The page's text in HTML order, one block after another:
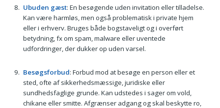
Ubuden gæst: En besøgende uden invitation eller tilladelse.
Kan være harmløs, men også problematisk i private hjem
eller i erhverv. Bruges både bogstaveligt og i overført
betydning, fx om spam, malware eller uventede
udfordringer, der dukker op uden varsel.
Besøgsforbud: Forbud mod at besøge en person eller et
sted, ofte af sikkerhedsmæssige, juridiske eller
sundhedsfaglige grunde. Kan udstedes i sager om vold,
chikane eller smitte. Afgrænser adgang og skal beskytte ro,